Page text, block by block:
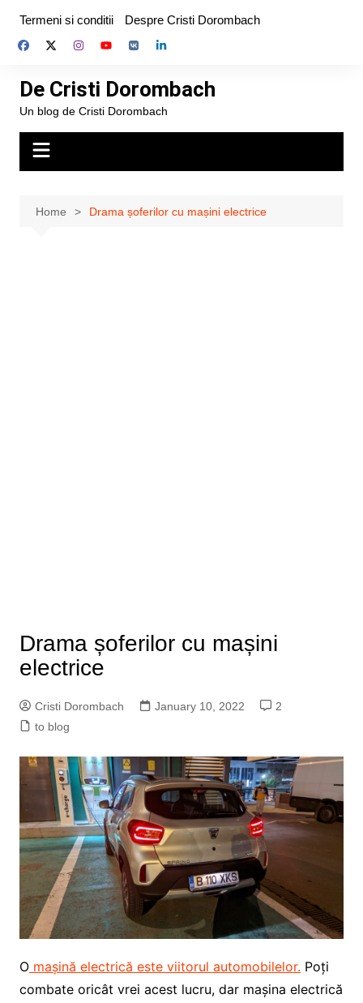
content
Termeni si conditii Despre Cristi Dorombach
De Cristi Dorombach
Un blog de Cristi Dorombach
Home Drama șoferilor cu mașini electrice
Drama șoferilor cu mașini
electrice
Cristi Dorombach January 10, 2022
2
to blog
Omașină electrică este viitorul automobilelor. Poți
combate oricât vrei acest lucru, dar mașina electrică